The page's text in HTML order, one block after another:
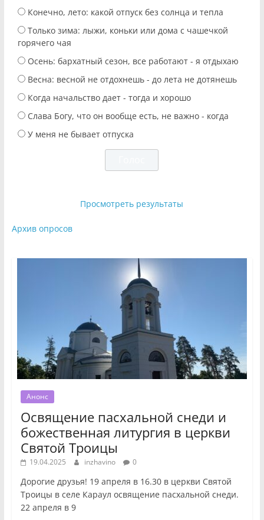
Конечно, лето: какой отпуск без солнца и тепла
Только зима: лыжи, коньки или дома с чашечкой
горячего чая
Осень: бархатный сезон, все работают - я отдыхаю
Весна: весной не отдохнешь - до лета не дотянешь
Когда начальство дает - тогда и хорошо
Слава Богу, что он вообще есть, не важно - когда
У меня не бывает отпуска
Просмотреть результаты
Архив опросов
Анонс
Освящение пасхальной снеди и
божественная литургия в церкви
Святой Троицы
19.04.2025 inzhavino 0
Дорогие друзья! 19 апреля в 16.30 в церкви Святой
Троицы в селе Караул освящение пасхальной снеди.
22 апреля в 9